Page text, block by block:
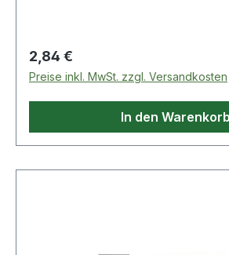
Regulärer Preis:
2,84 €
Preise inkl. MwSt. zzgl. Versandkosten
In den Warenkorb